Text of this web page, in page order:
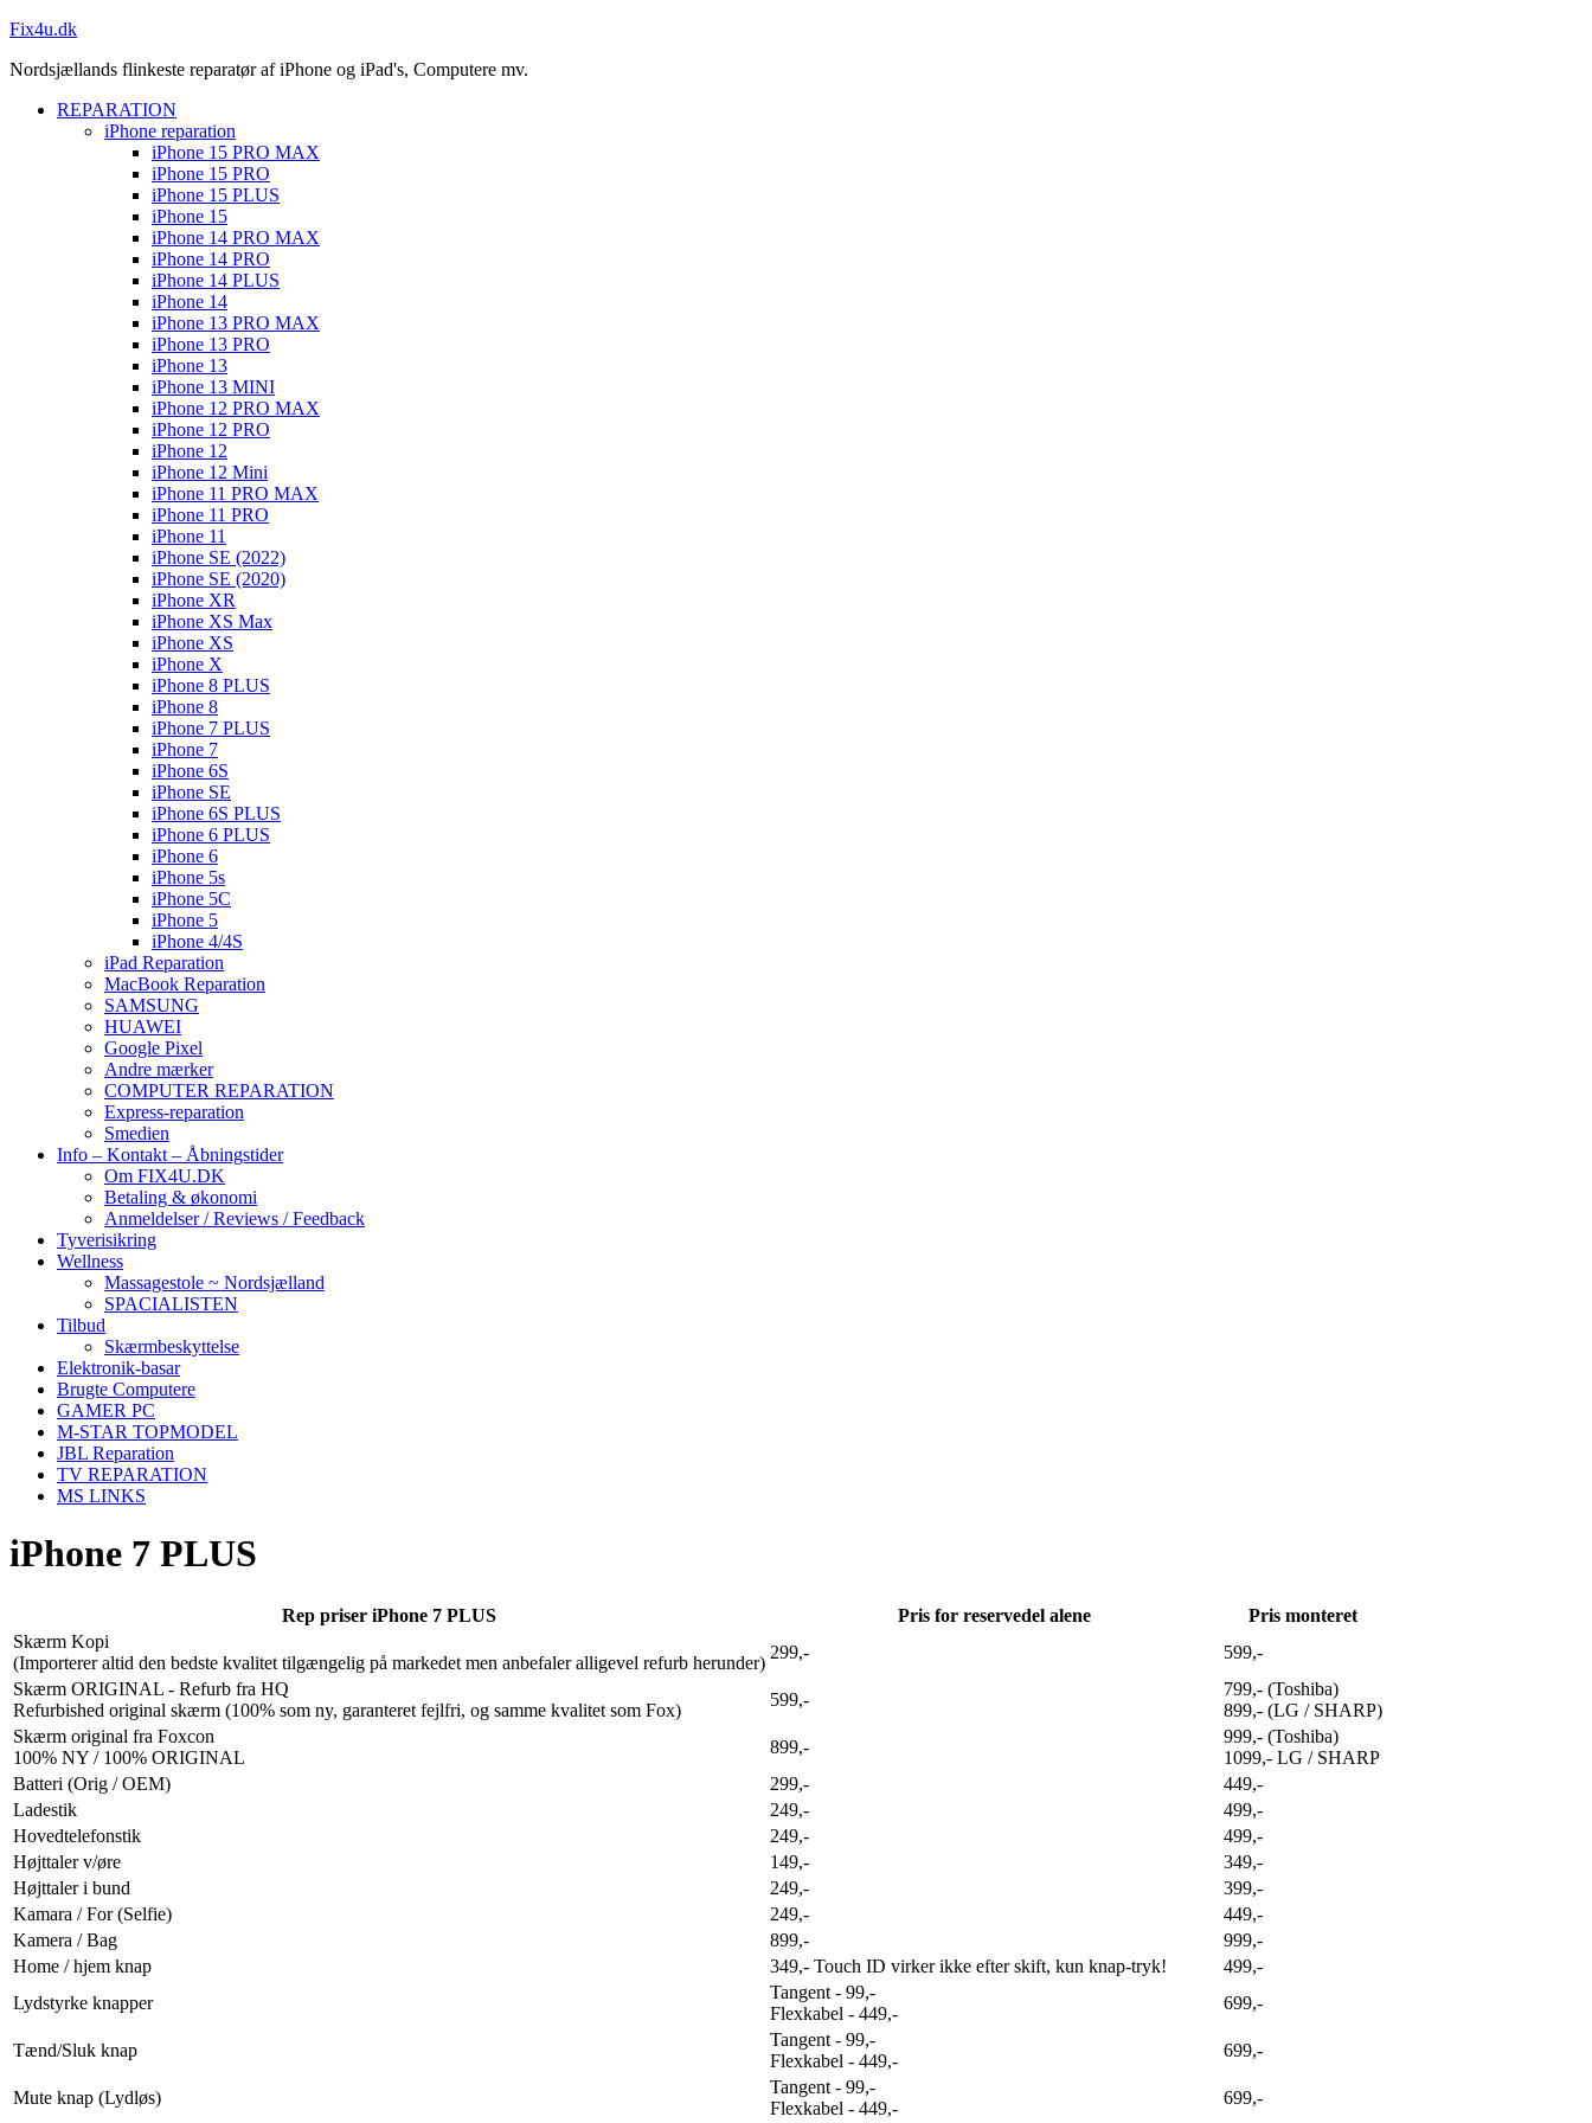
Fix4u.dk
Nordsjællands flinkeste reparatør af iPhone og iPad's, Computere mv.
REPARATION
iPhone reparation
iPhone 15 PRO MAX
iPhone 15 PRO
iPhone 15 PLUS
iPhone 15
iPhone 14 PRO MAX
iPhone 14 PRO
iPhone 14 PLUS
iPhone 14
iPhone 13 PRO MAX
iPhone 13 PRO
iPhone 13
iPhone 13 MINI
iPhone 12 PRO MAX
iPhone 12 PRO
iPhone 12
iPhone 12 Mini
iPhone 11 PRO MAX
iPhone 11 PRO
iPhone 11
iPhone SE (2022)
iPhone SE (2020)
iPhone XR
iPhone XS Max
iPhone XS
iPhone X
iPhone 8 PLUS
iPhone 8
iPhone 7 PLUS
iPhone 7
iPhone 6S
iPhone SE
iPhone 6S PLUS
iPhone 6 PLUS
iPhone 6
iPhone 5s
iPhone 5C
iPhone 5
iPhone 4/4S
iPad Reparation
MacBook Reparation
SAMSUNG
HUAWEI
Google Pixel
Andre mærker
COMPUTER REPARATION
Express-reparation
Smedien
Info – Kontakt – Åbningstider
Om FIX4U.DK
Betaling & økonomi
Anmeldelser / Reviews / Feedback
Tyverisikring
Wellness
Massagestole ~ Nordsjælland
SPACIALISTEN
Tilbud
Skærmbeskyttelse
Elektronik-basar
Brugte Computere
GAMER PC
M-STAR TOPMODEL
JBL Reparation
TV REPARATION
MS LINKS
iPhone 7 PLUS
Rep priser iPhone 7 PLUS Pris for reservedel alene
Pris monteret
Skærm Kopi
(Importerer altid den bedste kvalitet tilgængelig på markedet men anbefaler alligevel refurb herunder)
299,-
599,-
Skærm ORIGINAL - Refurb fra HQ
Refurbished original skærm (100% som ny, garanteret fejlfri, og samme kvalitet som Fox)
599,-
799,- (Toshiba)
899,- (LG / SHARP)
Skærm original fra Foxcon
100% NY / 100% ORIGINAL
899,-
999,- (Toshiba)
1099,- LG / SHARP
Batteri (Orig / OEM)
299,-
449,-
Ladestik
249,-
499,-
Hovedtelefonstik
249,-
499,-
Højttaler v/øre
149,-
349,-
Højttaler i bund
249,-
399,-
Kamara / For (Selfie)
249,-
449,-
Kamera / Bag
899,-
999,-
Home / hjem knap
349,- Touch ID virker ikke efter skift, kun knap-tryk!
499,-
Lydstyrke knapper
Tangent - 99,-
Flexkabel - 449,-
699,-
Tænd/Sluk knap
Tangent - 99,-
Flexkabel - 449,-
699,-
Mute knap (Lydløs)
Tangent - 99,-
Flexkabel - 449,-
699,-